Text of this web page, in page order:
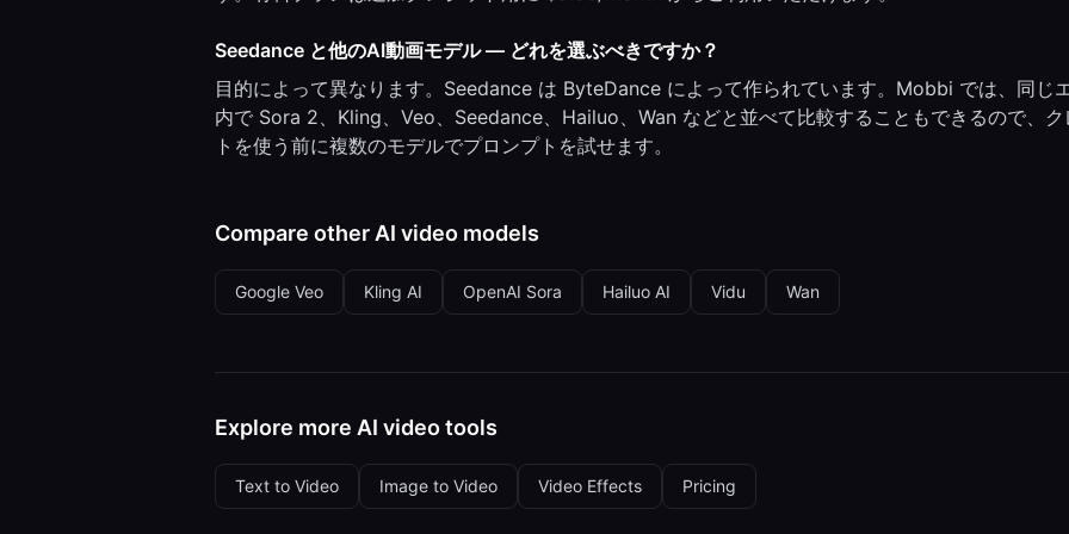
Seedance と他のAI動画モデル — どれを選ぶべきですか？
目的によって異なります。Seedance は ByteDance によって作られています。Mobbi では、同じ
内で Sora 2、Kling、Veo、Seedance、Hailuo、Wan などと並べて比較することもできるので、ク
トを使う前に複数のモデルでプロンプトを試せます。
Compare other AI video models
Google Veo Kling AI OpenAI Sora Hailuo AI Vidu Wan
Explore more AI video tools
Text to Video Image to Video Video Effects Pricing